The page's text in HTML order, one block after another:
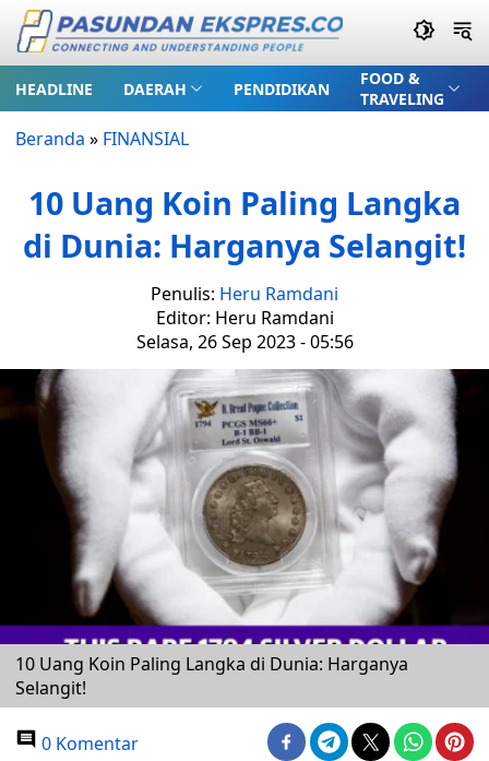
HEADLINE DAERAH PENDIDIKAN
FOOD &
TRAVELING
Beranda » FINANSIAL
10 Uang Koin Paling Langka
di Dunia: Harganya Selangit!
Penulis: Heru Ramdani
Editor: Heru Ramdani
Selasa, 26 Sep 2023 - 05:56
10 Uang Koin Paling Langka di Dunia: Harganya
Selangit!
0 Komentar